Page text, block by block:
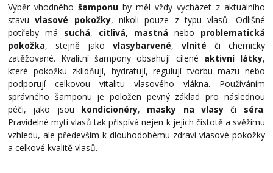
Výběr vhodnéhošamponu by měl vždy vycházet z aktuálního
stavuvlasové pokožky, nikoli pouze z typu vlasů. Odlišné
potřeby má suchá, citlivá, mastná nebo problematická
pokožka, stejně jako vlasybarvené, vlnité či chemicky
zatěžované. Kvalitní šampony obsahují cílené aktivní látky,
které pokožku zklidňují, hydratují, regulují tvorbu mazu nebo
podporují celkovou vitalitu vlasového vlákna. Používáním
správného šamponu je položen pevný základ pro následnou
péči, jako jsou kondicionéry, masky na vlasy či séra.
Pravidelné mytí vlasů tak přispívá nejen k jejich čistotě a svěžímu
vzhledu, ale především k dlouhodobému zdraví vlasové pokožky
a celkové kvalitě vlasů.